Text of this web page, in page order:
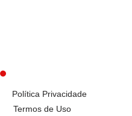
Política Privacidade
Termos de Uso